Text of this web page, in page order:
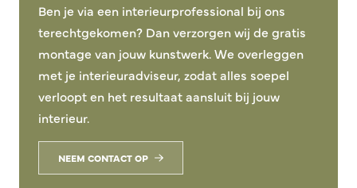
Ben je via een interieurprofessional bij ons
terechtgekomen? Dan verzorgen wij de gratis
montage van jouw kunstwerk. We overleggen
met je interieuradviseur, zodat alles soepel
verloopt en het resultaat aansluit bij jouw
interieur.
NEEM CONTACT OP